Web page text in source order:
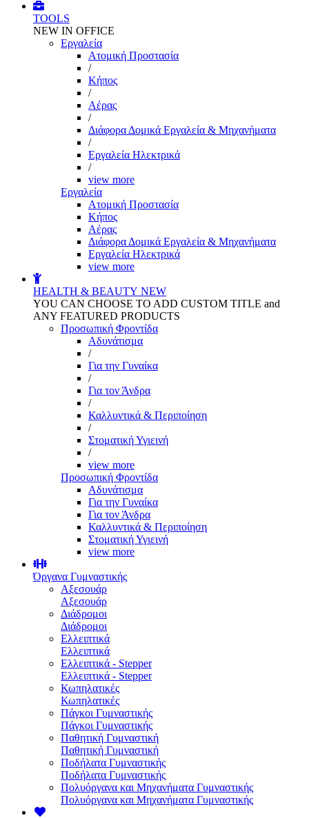
TOOLS
NEW IN OFFICE
Εργαλεία
Aτομική Προστασία
/
Kήπος
/
Αέρας
/
Διάφορα Δομικά Εργαλεία & Μηχανήματα
/
Εργαλεία Ηλεκτρικά
/
view more
Εργαλεία
Aτομική Προστασία
Kήπος
Αέρας
Διάφορα Δομικά Εργαλεία & Μηχανήματα
Εργαλεία Ηλεκτρικά
view more
HEALTH & BEAUTY NEW
YOU CAN CHOOSE TO ADD CUSTOM TITLE and
ANY FEATURED PRODUCTS
Προσωπική Φροντίδα
Αδυνάτισμα
/
Για την Γυναίκα
/
Για τον Άνδρα
/
Καλλυντικά & Περιποίηση
/
Στοματική Υγιεινή
/
view more
Προσωπική Φροντίδα
Αδυνάτισμα
Για την Γυναίκα
Για τον Άνδρα
Καλλυντικά & Περιποίηση
Στοματική Υγιεινή
view more
Όργανα Γυμναστικής
Αξεσουάρ
Αξεσουάρ
Διάδρομοι
Διάδρομοι
Ελλειπτικά
Ελλειπτικά
Ελλειπτικά - Stepper
Ελλειπτικά - Stepper
Κωπηλατικές
Κωπηλατικές
Πάγκοι Γυμναστικής
Πάγκοι Γυμναστικής
Παθητική Γυμναστική
Παθητική Γυμναστική
Ποδήλατα Γυμναστικής
Ποδήλατα Γυμναστικής
Πολυόργανα και Μηχανήματα Γυμναστικής
Πολυόργανα και Μηχανήματα Γυμναστικής